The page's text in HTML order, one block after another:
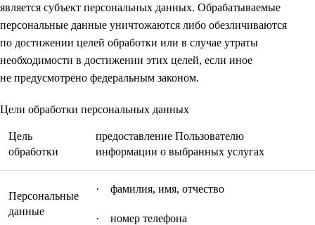
является субъект персональных данных. Обрабатываемые
персональные данные уничтожаются либо обезличиваются
по достижении целей обработки или в случае утраты
необходимости в достижении этих целей, если иное
не предусмотрено федеральным законом.
Цели обработки персональных данных
Цель
обработки
предоставление Пользователю
информации о выбранных услугах
Персональные
данные
· фамилия, имя, отчество
· номер телефона